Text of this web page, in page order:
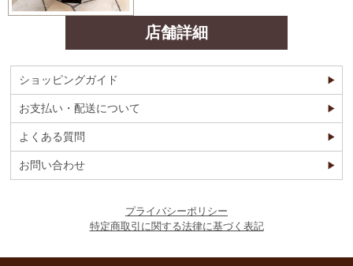
店舗詳細
ショッピングガイド
お支払い・配送について
よくある質問
お問い合わせ
プライバシーポリシー
特定商取引に関する法律に基づく表記